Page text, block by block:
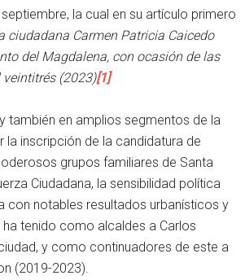
la cual en su artículo primero
ciudadana Carmen Patricia Caicedo
del Magdalena, con ocasión de las
veintitrés (2023)[1]
también en amplios segmentos de la
inscripción de la candidatura de
grupos familiares de Santa
Ciudadana, la sensibilidad política
con notables resultados urbanísticos y
tenido como alcaldes a Carlos
y como continuadores de este a
(2019-2023).